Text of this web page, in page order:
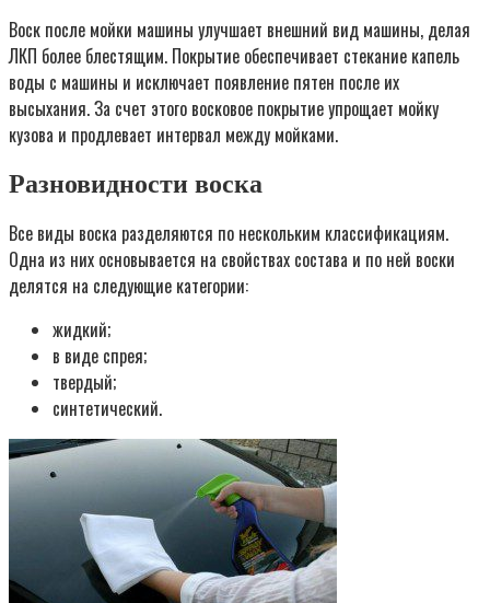
Воск после мойки машины улучшает внешний вид машины, делая
ЛКП более блестящим. Покрытие обеспечивает стекание капель
воды с машины и исключает появление пятен после их
высыхания. За счет этого восковое покрытие упрощает мойку
кузова и продлевает интервал между мойками.
Разновидности воска
Все виды воска разделяются по нескольким классификациям.
Одна из них основывается на свойствах состава и по ней воски
делятся на следующие категории:
жидкий;
в виде спрея;
твердый;
синтетический.